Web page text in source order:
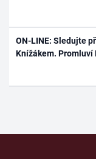
ON-LINE: Sledujte
Knížákem. Promluví